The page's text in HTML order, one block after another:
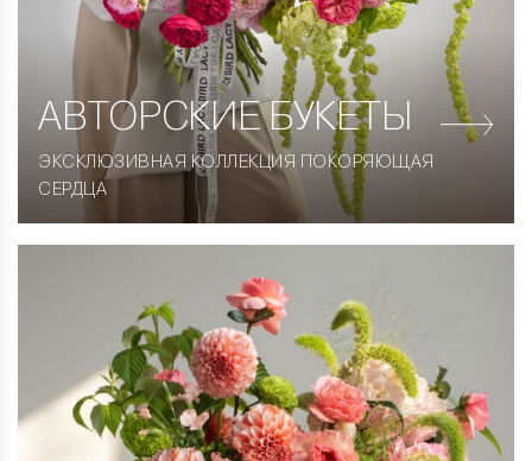
АВТОРСКИЕБУКЕТЫ
ЭКСКЛЮЗИВНАЯ КОЛЛЕКЦИЯ ПОКОРЯЮЩАЯ
СЕРДЦА